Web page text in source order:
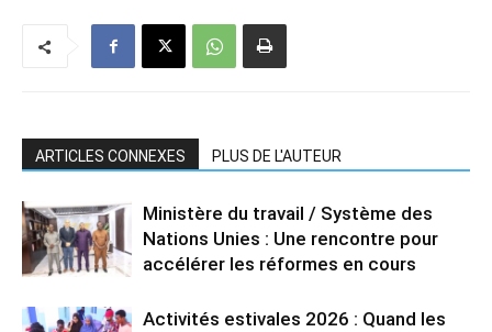
ARTICLES CONNEXES PLUS DE L'AUTEUR
Ministère du travail / Système des
Nations Unies : Une rencontre pour
accélérer les réformes en cours
Activités estivales 2026 : Quand les